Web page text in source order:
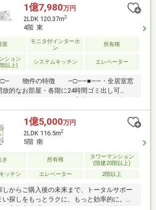
す。【周辺の特徴とメリット】東京モノレー
かい線の2路線が利用でき、品川駅へも徒歩
快なフットワークが魅力です。羽田空港へも
出張や旅行が多い方にも適しています。敷地
便局やドラッグストアなど生活必需施設が完
おり、忙しい毎日をサポートします。
1億7,980万円
2LDK 120.37m2
4階 東
屋
モニタ付インターホ
ン
所有権
ション
以上)
システムキッチン エレベーター
物件の特徴 ―□――■――・全居室窓
放的なお部屋・各階に24時間ゴミ出し可
上質なタワーレジデンス・資産性も期待でき
タワーマンション■お客様からの紹介・リピ
率48％（2025年度実績）■目的から逆算した
提案を、スピーディに■購入・売却・リフォ
続の専門チームで多角的な対応をさせていた
。■提携ローン20銀行以上、買い替えのコン
実のアフターサービスのご提供■未公開物
限定の物件、多数ございます！
1億5,000万円
2LDK 116.5m2
5階 南
き 所有権
タワーマンション
(階建20階以上)
ッチン
エレベーター 2階以上
しからご購入後の未来まで、トータルサポー
い探しをもっとラクに、もっと効率的に。弊